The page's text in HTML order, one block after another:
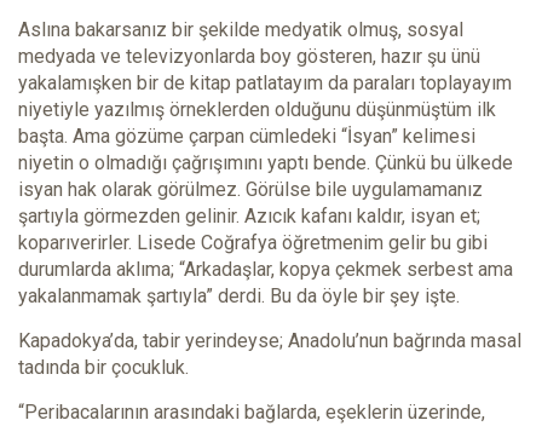
Aslına bakarsanız bir şekilde medyatik olmuş, sosyal
medyada ve televizyonlarda boy gösteren, hazır şu ünü
yakalamışken bir de kitap patlatayım da paraları toplayayım
niyetiyle yazılmış örneklerden olduğunu düşünmüştüm ilk
başta. Ama gözüme çarpan cümledeki “İsyan” kelimesi
niyetin o olmadığı çağrışımını yaptı bende. Çünkü bu ülkede
isyan hak olarak görülmez. Görülse bile uygulamamanız
şartıyla görmezden gelinir. Azıcık kafanı kaldır, isyan et;
koparıverirler. Lisede Coğrafya öğretmenim gelir bu gibi
durumlarda aklıma; “Arkadaşlar, kopya çekmek serbest ama
yakalanmamak şartıyla” derdi. Bu da öyle bir şey işte.
Kapadokya’da, tabir yerindeyse; Anadolu’nun bağrında masal
tadında bir çocukluk.
“Peribacalarının arasındaki bağlarda, eşeklerin üzerinde,